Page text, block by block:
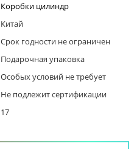
Коробки цилиндр
Китай
Срок годности не ограничен
Подарочная упаковка
Особых условий не требует
Не подлежит сертификации
17